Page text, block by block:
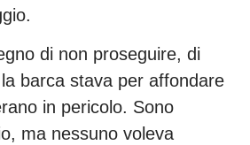
di non proseguire, di
barca stava per affondare
in pericolo. Sono
ma nessuno voleva